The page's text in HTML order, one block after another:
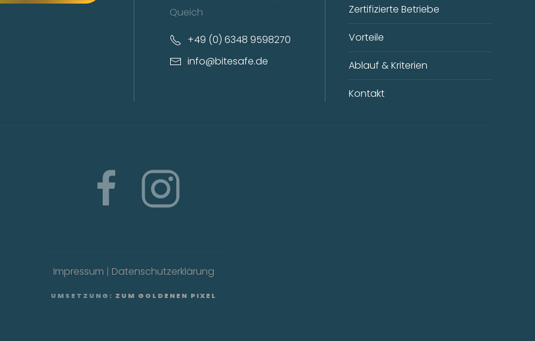
Queich
+49 (0) 6348 9598270
info@bitesafe.de
Zertifizierte Betriebe
Vorteile
Ablauf & Kriterien
Kontakt
Impressum | Datenschutzerklärung
UMSETZUNG: ZUM GOLDENEN PIXEL